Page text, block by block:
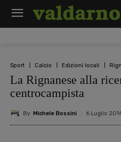
Sport Calcio Edizioni locali
La Rignanese alla
centrocampista
By Michele Bossini 6 Luglio